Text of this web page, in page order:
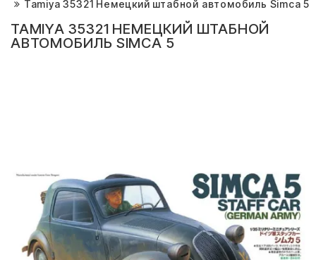
Tamiya 35321 Немецкий штабной автомобиль Simca 5
TAMIYA 35321 НЕМЕЦКИЙ ШТАБНОЙ
АВТОМОБИЛЬ SIMCA 5